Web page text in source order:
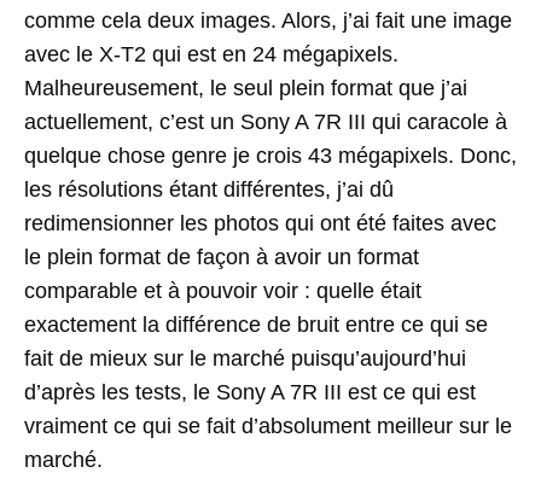
comme cela deux images. Alors, j’ai fait une image
avec le X-T2 qui est en 24 mégapixels.
Malheureusement, le seul plein format que j’ai
actuellement, c’est un Sony A 7R III qui caracole à
quelque chose genre je crois 43 mégapixels. Donc,
les résolutions étant différentes, j’ai dû
redimensionner les photos qui ont été faites avec
le plein format de façon à avoir un format
comparable et à pouvoir voir : quelle était
exactement la différence de bruit entre ce qui se
fait de mieux sur le marché puisqu’aujourd’hui
d’après les tests, le Sony A 7R III est ce qui est
vraiment ce qui se fait d’absolument meilleur sur le
marché.